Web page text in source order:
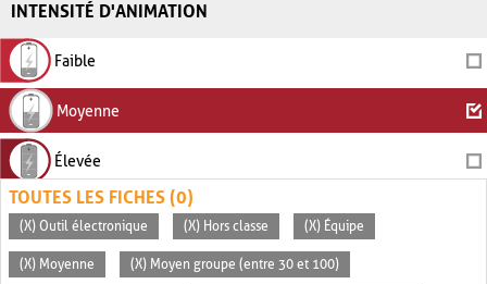
INTENSITÉ D'ANIMATION
Faible
Moyenne
Élevée
TOUTES LES FICHES (0)
(X) Outil électronique (X) Hors classe (X) Équipe
(X) Moyenne (X) Moyen groupe (entre 30 et 100)